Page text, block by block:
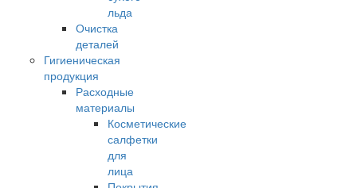
льда
Очистка
деталей
Гигиеническая
продукция
Расходные
материалы
Косметические
салфетки
для
лица